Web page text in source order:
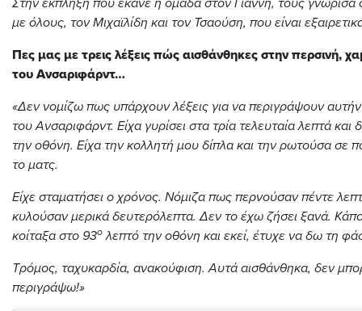
με όλους, τον Μιχαϊλίδη και τον Τσαούση, που είναι
Πες μας με τρεις λέξεις πώς αισθάνθηκες στην περσινή,
του Ανσαριφάρντ…
«Δεν νομίζω πως υπάρχουν λέξεις για να περιγράψουν αυτήν
του Ανσαριφάρντ. Είχα γυρίσει στα τρία τελευταία λεπτά και
την οθόνη. Είχα την κολλητή μου δίπλα και την ρωτούσα σε
το ματς.
Είχε σταματήσει ο χρόνος. Νόμιζα πως περνούσαν πέντε
κυλούσαν μερικά δευτερόλεπτα. Δεν το έχω ζήσει ξανά.
κοίταξα στο 93ο λεπτό την οθόνη και εκεί, έτυχε να δω τη
Τρόμος, ταχυκαρδία, ανακούφιση. Αυτά αισθάνθηκα, δεν
περιγράψω!»